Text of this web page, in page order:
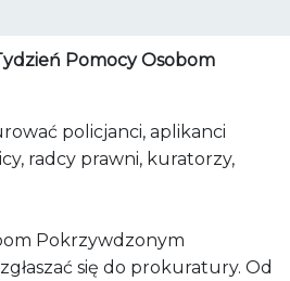
Pomocy Osobom
policjanci, aplikanci
radcy prawni, kuratorzy,
Pokrzywdzonym
się do prokuratury. Od